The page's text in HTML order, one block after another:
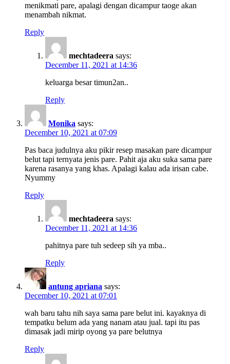
menikmati pare, apalagi dengan dicampur taoge akan
menambah nikmat.
Reply
mechtadeera says:
December 11, 2021 at 14:36
keluarga besar timun2an..
Reply
Monika says:
December 10, 2021 at 07:09
Pas baca judulnya aku pikir resep masakan pare dicampur
belut tapi ternyata jenis pare. Pahit aja aku suka sama pare
karena rasanya yang khas. Apalagi kalau ada irisan cabe.
Nyummy
Reply
mechtadeera says:
December 11, 2021 at 14:36
pahitnya pare tuh sedeep sih ya mba..
Reply
antung apriana says:
December 10, 2021 at 07:01
wah baru tahu nih saya sama pare belut ini. kayaknya di
tempatku belum ada yang nanam atau jual. tapi itu pas
dimasak jadi mirip oyong ya pare belutnya
Reply